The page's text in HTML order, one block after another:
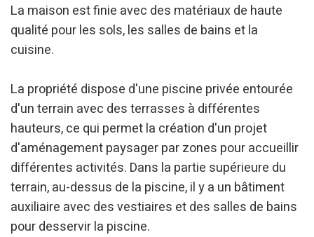
La maison est finie avec des matériaux de haute
qualité pour les sols, les salles de bains et la
cuisine.
La propriété dispose d'une piscine privée entourée
d'un terrain avec des terrasses à différentes
hauteurs, ce qui permet la création d'un projet
d'aménagement paysager par zones pour accueillir
différentes activités. Dans la partie supérieure du
terrain, au-dessus de la piscine, il y a un bâtiment
auxiliaire avec des vestiaires et des salles de bains
pour desservir la piscine.